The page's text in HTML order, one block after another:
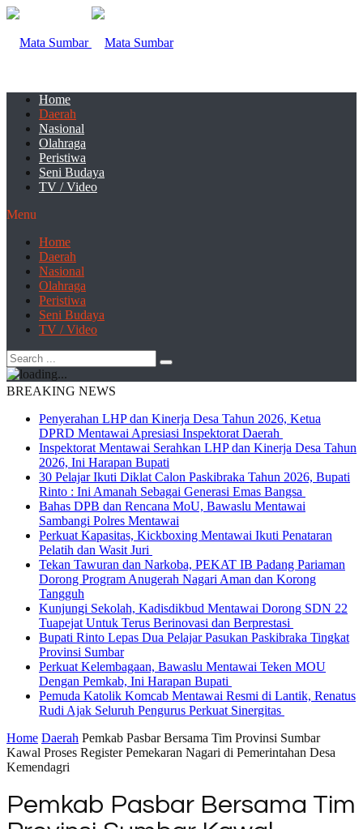
Home
Daerah
Nasional
Olahraga
Peristiwa
Seni Budaya
TV / Video
Menu
Home
Daerah
Nasional
Olahraga
Peristiwa
Seni Budaya
TV / Video
BREAKING NEWS
Penyerahan LHP dan Kinerja Desa Tahun 2026, Ketua
DPRD Mentawai Apresiasi Inspektorat Daerah
Inspektorat Mentawai Serahkan LHP dan Kinerja Desa Tahun
2026, Ini Harapan Bupati
30 Pelajar Ikuti Diklat Calon Paskibraka Tahun 2026, Bupati
Rinto : Ini Amanah Sebagai Generasi Emas Bangsa
Bahas DPB dan Rencana MoU, Bawaslu Mentawai
Sambangi Polres Mentawai
Perkuat Kapasitas, Kickboxing Mentawai Ikuti Penataran
Pelatih dan Wasit Juri
Tekan Tawuran dan Narkoba, PEKAT IB Padang Pariaman
Dorong Program Anugerah Nagari Aman dan Korong
Tangguh
Kunjungi Sekolah, Kadisdikbud Mentawai Dorong SDN 22
Tuapejat Untuk Terus Berinovasi dan Berprestasi
Bupati Rinto Lepas Dua Pelajar Pasukan Paskibraka Tingkat
Provinsi Sumbar
Perkuat Kelembagaan, Bawaslu Mentawai Teken MOU
Dengan Pemkab, Ini Harapan Bupati
Pemuda Katolik Komcab Mentawai Resmi di Lantik, Renatus
Rudi Ajak Seluruh Pengurus Perkuat Sinergitas
Home Daerah Pemkab Pasbar Bersama Tim Provinsi Sumbar
Kawal Proses Register Pemekaran Nagari di Pemerintahan Desa
Kemendagri
Pemkab Pasbar Bersama Tim